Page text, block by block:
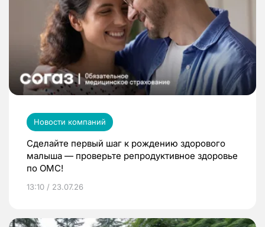
Новости компаний
Сделайте первый шаг к рождению здорового
малыша — проверьте репродуктивное здоровье
по ОМС!
13:10 / 23.07.26